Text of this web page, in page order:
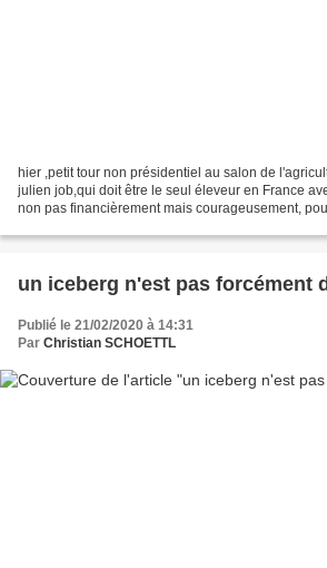
hier ,petit tour non présidentiel au salon de
julien job,qui doit être le seul éleveur en France
non pas financièrement mais courageusement,
un iceberg n'est pas forcément
Publié le 21/02/2020 à 14:31
Par Christian SCHOETTL